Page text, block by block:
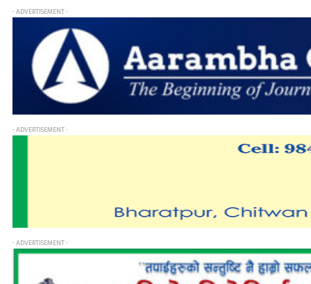
- ADVERTISEMENT -
- ADVERTISEMENT -
- ADVERTISEMENT -